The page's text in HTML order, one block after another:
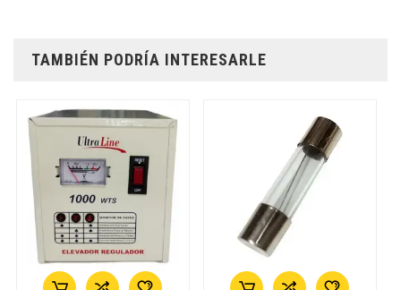
TAMBIÉN PODRÍA INTERESARLE